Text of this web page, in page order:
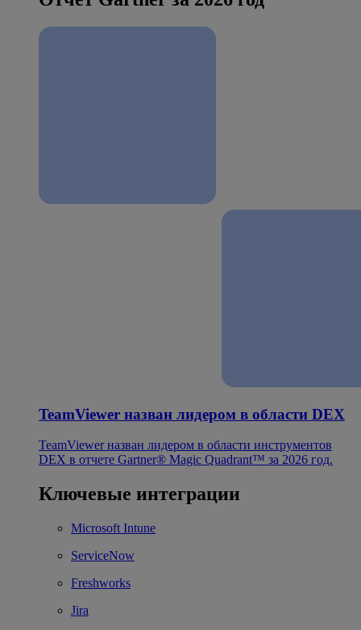
TeamViewer назван лидером в области DEX
TeamViewer назван лидером в области инструментов
DEX в отчете Gartner® Magic Quadrant™ за 2026 год.
Ключевые интеграции
Microsoft Intune
ServiceNow
Freshworks
Jira